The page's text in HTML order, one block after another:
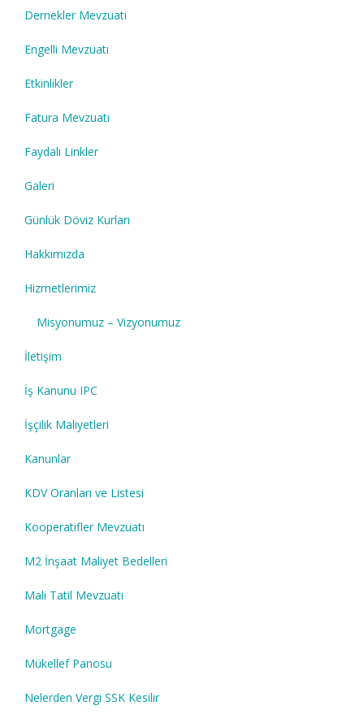
Dernekler Mevzuatı
Engelli Mevzuatı
Etkinlikler
Fatura Mevzuatı
Faydalı Linkler
Galeri
Günlük Döviz Kurları
Hakkımızda
Hizmetlerimiz
Misyonumuz – Vizyonumuz
İletişim
İş Kanunu IPC
İşçilik Maliyetleri
Kanunlar
KDV Oranları ve Listesi
Kooperatifler Mevzuatı
M2 İnşaat Maliyet Bedelleri
Mali Tatil Mevzuatı
Mortgage
Mükellef Panosu
Nelerden Vergi SSK Kesilir